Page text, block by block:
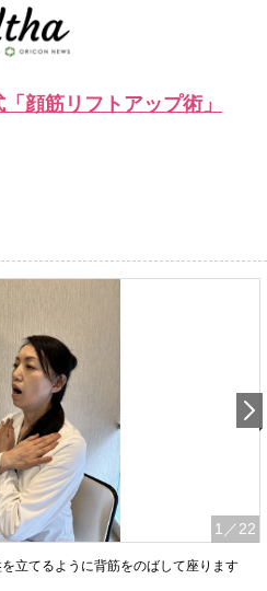
顔筋リフトアップ術」
1 ／22
立てるように背筋をのばして座ります